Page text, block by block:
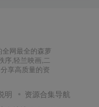
网最全的森萝
序,轻兰映画,二
享高质量的资
明 资源合集导航